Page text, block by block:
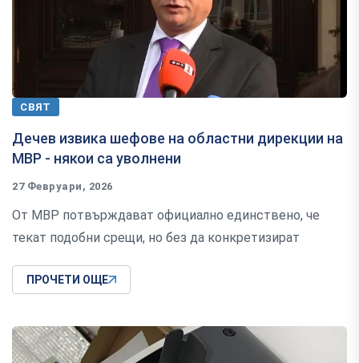
СВЯТ
Дечев извика шефове на областни дирекции на
МВР - някои са уволнени
27 Февруари, 2026
От МВР потвърждават официално единствено, че
текат подобни срещи, но без да конкретизират
ПРОЧЕТИ ОЩЕ